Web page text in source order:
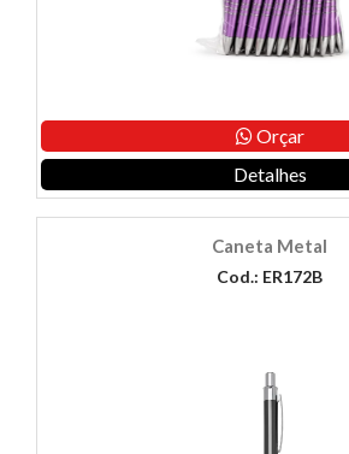
Orçar
Detalhes
Caneta Metal
Cod.: ER172B